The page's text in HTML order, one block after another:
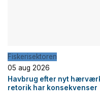
Fiskerisektoren
05 aug 2026
Havbrug efter nyt
retorik har konsekvenser